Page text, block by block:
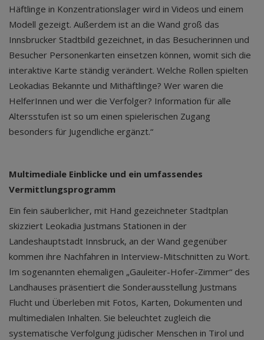
Häftlinge in Konzentrationslager wird in Videos und einem
Modell gezeigt. Außerdem ist an die Wand groß das
Innsbrucker Stadtbild gezeichnet, in das Besucherinnen und
Besucher Personenkarten einsetzen können, womit sich die
interaktive Karte ständig verändert. Welche Rollen spielten
Leokadias Bekannte und Mithäftlinge? Wer waren die
HelferInnen und wer die Verfolger? Information für alle
Altersstufen ist so um einen spielerischen Zugang
besonders für Jugendliche ergänzt.“
Multimediale Einblicke und ein umfassendes
Vermittlungsprogramm
Ein fein säuberlicher, mit Hand gezeichneter Stadtplan
skizziert Leokadia Justmans Stationen in der
Landeshauptstadt Innsbruck, an der Wand gegenüber
kommen ihre Nachfahren in Interview-Mitschnitten zu Wort.
Im sogenannten ehemaligen „Gauleiter-Hofer-Zimmer“ des
Landhauses präsentiert die Sonderausstellung Justmans
Flucht und Überleben mit Fotos, Karten, Dokumenten und
multimedialen Inhalten. Sie beleuchtet zugleich die
systematische Verfolgung jüdischer Menschen in Tirol und